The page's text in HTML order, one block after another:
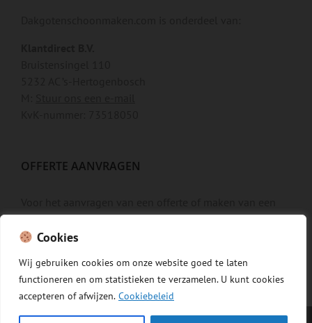
Cookies
Wij gebruiken cookies om onze website goed te laten
functioneren en om statistieken te verzamelen. U kunt cookies
accepteren of afwijzen. Cookiebeleid
OFFERTE AANVRAGEN
afspraak gebruikt u hetcontactformulier ».